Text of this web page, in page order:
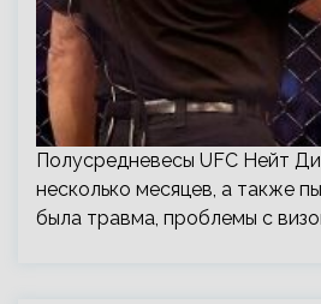
Полусредневесы UFC Нейт
несколько месяцев, а также
была травма, проблемы с